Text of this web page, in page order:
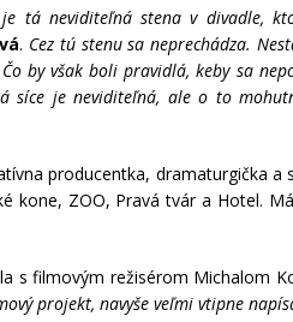
tá neviditeľná stena v divadle,
. Cez tú stenu sa neprechádza.
by však boli pravidlá, keby sa
síce je neviditeľná, ale o to
producentka, dramaturgička a
kone, ZOO, Pravá tvár a Hotel.
s filmovým režisérom Michalom
projekt, navyše veľmi vtipne